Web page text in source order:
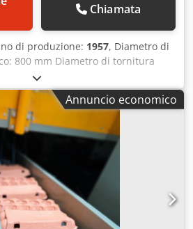
Chiamata
di produzione: 1957, Diametro di
800 mm Diametro di tornitura
Lunghezza di tornitura: 4000 mm
mm Distanza tra le punte: 4000
9 - 1140 giri/min Passaggio barra
macchina ca.: 8,5 t Dimensioni
x 1,70 x 1,70 m - con ponte -
Accessori: Mandrino a 3 griffe
mm, mandrino a 4 griffe diametro
diametro 800 mm, visualizzazione
RITE, torretta portautensili
2 lunette fisse, 1 lunetta centrale,
di raffreddamento
Annuncio economico